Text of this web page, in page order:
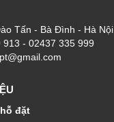
Tấn - Bà Đình - Hà Nội
913 - 02437 335 999
đặt